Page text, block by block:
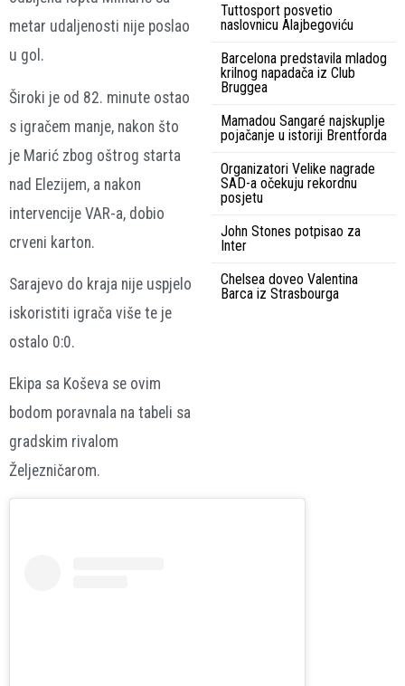
metar udaljenosti nije poslao
u gol.
Široki je od 82. minute ostao
s igračem manje, nakon što
je Marić zbog oštrog starta
nad Elezijem, a nakon
intervencije VAR-a, dobio
crveni karton.
Sarajevo do kraja nije uspjelo
iskoristiti igrača više te je
ostalo 0:0.
Ekipa sa Koševa se ovim
bodom poravnala na tabeli sa
gradskim rivalom
Željezničarom.
Tuttosport posvetio
naslovnicu Alajbegoviću
Barcelona predstavila mladog
krilnog napadača iz Club
Bruggea
Mamadou Sangaré najskuplje
pojačanje u istoriji Brentforda
Organizatori Velike nagrade
SAD-a očekuju rekordnu
posjetu
John Stones potpisao za
Inter
Chelsea doveo Valentina
Barca iz Strasbourga